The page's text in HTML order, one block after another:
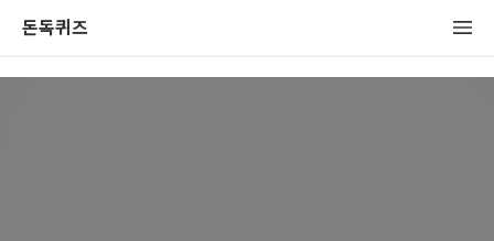
돈독퀴즈